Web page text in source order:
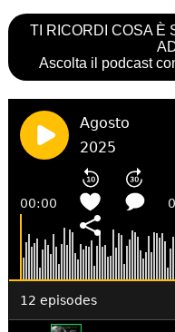
TI RICORDI COSA È
Ascolta il podcast